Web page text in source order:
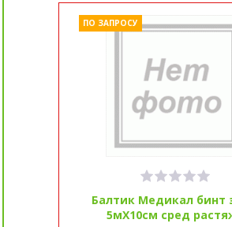
Балтик Медикал бинт
5мX10см сред
ПО ЗАПРОСУ